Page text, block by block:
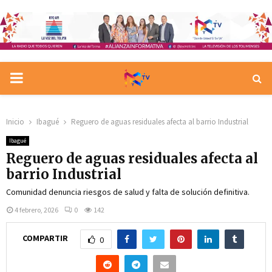
PRIMARY
Inicio Ibagué Reguero de aguas residuales afecta al barrio Industrial
Ibagué
Reguero de aguas residuales afecta al
barrio Industrial
Comunidad denuncia riesgos de salud y falta de solución definitiva.
4 febrero, 2026 0 142
COMPARTIR 0